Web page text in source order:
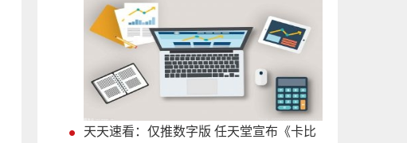
天天速看：仅推数字版 任天堂宣布《卡比